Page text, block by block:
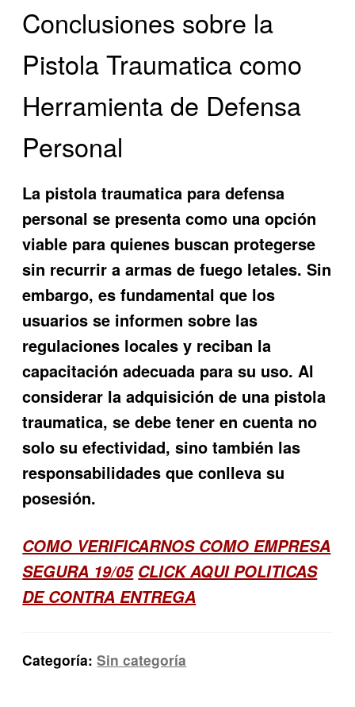
Conclusiones sobre la
Pistola Traumatica como
Herramienta de Defensa
Personal
La pistola traumatica para defensa
personal se presenta como una opción
viable para quienes buscan protegerse
sin recurrir a armas de fuego letales. Sin
embargo, es fundamental que los
usuarios se informen sobre las
regulaciones locales y reciban la
capacitación adecuada para su uso. Al
considerar la adquisición de una pistola
traumatica, se debe tener en cuenta no
solo su efectividad, sino también las
responsabilidades que conlleva su
posesión.
COMO VERIFICARNOS COMO EMPRESA
SEGURA 19/05 CLICK AQUI POLITICAS
DE CONTRA ENTREGA
Categoría:Sin categoría